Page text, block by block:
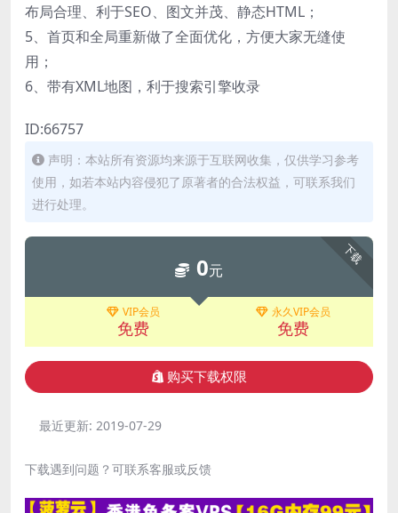
布局合理、利于SEO、图文并茂、静态HTML；
5、首页和全局重新做了全面优化，方便大家无缝使
用；
6、带有XML地图，利于搜索引擎收录
ID:66757
声明：本站所有资源均来源于互联网收集，仅供学习参考
使用，如若本站内容侵犯了原著者的合法权益，可联系我们
进行处理。
下载
0元
VIP会员
免费
永久VIP会员
免费
购买下载权限
最近更新: 2019-07-29
下载遇到问题？可联系客服或反馈